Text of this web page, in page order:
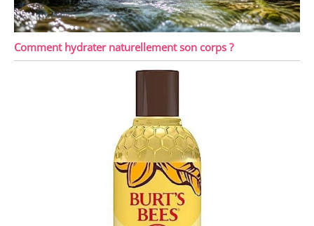
Comment hydrater naturellement son corps ?